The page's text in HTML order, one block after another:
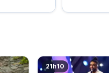
21h10